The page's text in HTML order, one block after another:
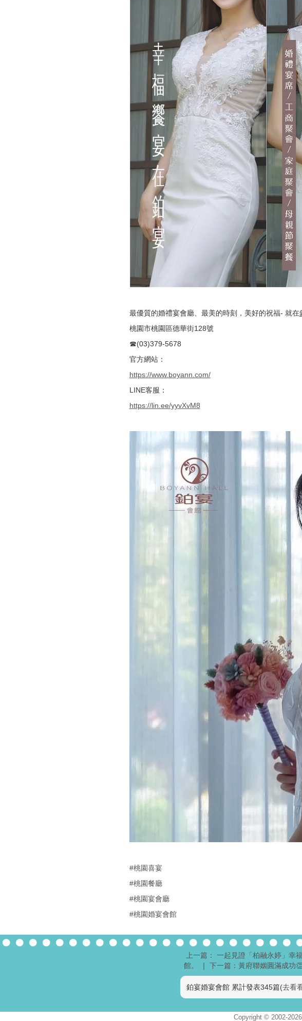
最優質的婚禮宴會廳、最美的時刻，美好的祝福- 就在
桃園市桃園區德華街128號
☎(03)379-5678
官方網站：
https://www.boyann.com/
LINE客服：
https://lin.ee/yyvXvM8
#桃園喜宴
#桃園餐廳
#桃園宴會廳
#桃園婚宴會館
上一篇： 一起見證「柏融永婷」幸
館。
｜ 下一篇：黃府聯姻圓滿成功
鉑宴婚宴會館 累計發表345篇(去看
Copyright © 2002-